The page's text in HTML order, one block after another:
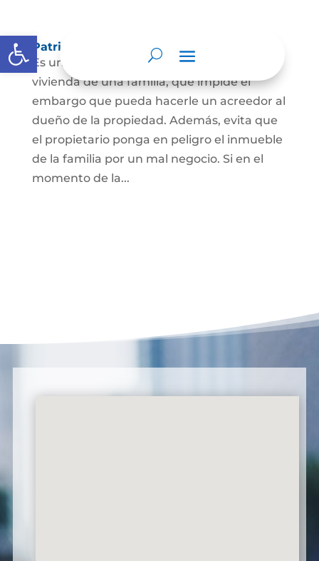
Abrir barra de herramientas
Patrimonio de familia inembargable
Es una clase especial de protección de la
vivienda de una familia, que impide el
embargo que pueda hacerle un acreedor al
dueño de la propiedad. Además, evita que
el propietario ponga en peligro el inmueble
de la familia por un mal negocio. Si en el
momento de la...